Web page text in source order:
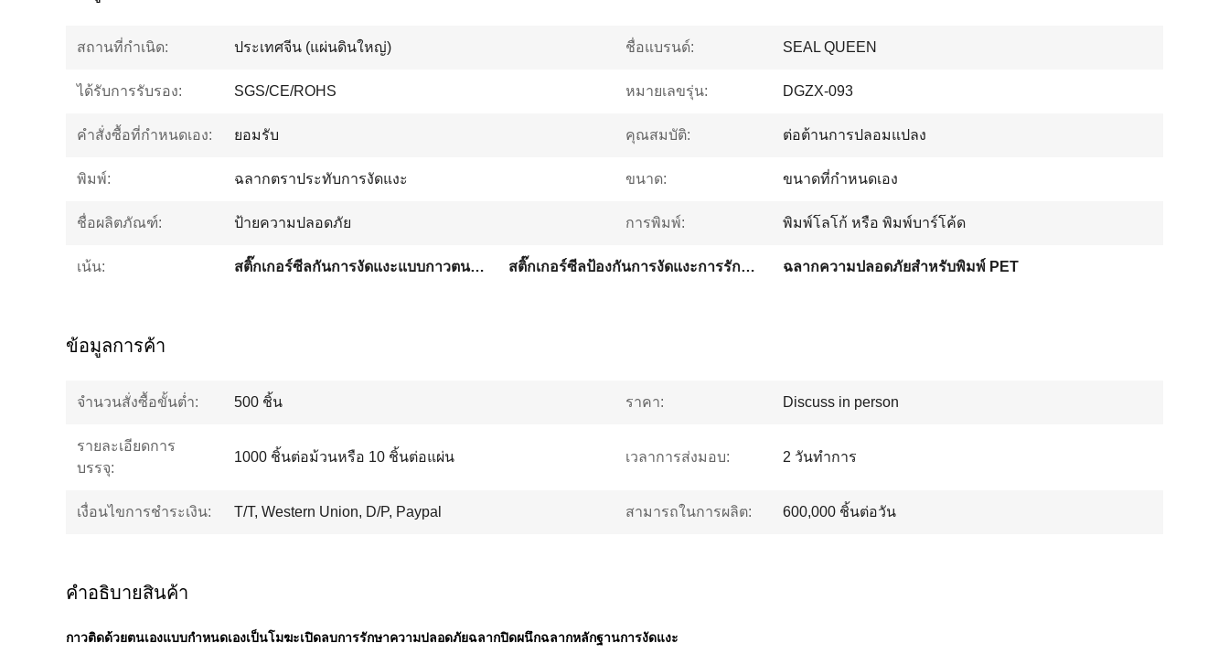
สถานที่กำเนิด: ประเทศจีน (แผ่นดินใหญ่) ชื่อแบรนด์: SEAL QUEEN
ได้รับการรับรอง: SGS/CE/ROHS หมายเลขรุ่น: DGZX-093
คำสั่งซื้อที่กำหนดเอง: ยอมรับ คุณสมบัติ: ต่อต้านการปลอมแปลง
พิมพ์: ฉลากตราประทับการงัดแงะ ขนาด: ขนาดที่กำหนดเอง
ชื่อผลิตภัณฑ์: ป้ายความปลอดภัย การพิมพ์: พิมพ์โลโก้ หรือ พิมพ์บาร์โค้ด
เน้น: สติ๊กเกอร์ซีลกันการงัดแงะแบบกาวตนเอง สติ๊กเกอร์ซีลป้องกันการงัดแงะการรักษาความปลอดภัย ฉลากความปลอดภัยสำหรับพิมพ์ PET
ข้อมูลการค้า
จำนวนสั่งซื้อขั้นต่ำ: 500 ชิ้น ราคา: Discuss in person
รายละเอียดการ
บรรจุ:
1000 ชิ้นต่อม้วนหรือ 10 ชิ้นต่อแผ่น เวลาการส่งมอบ: 2 วันทำการ
เงื่อนไขการชำระเงิน: T/T, Western Union, D/P, Paypal สามารถในการผลิต: 600,000 ชิ้นต่อวัน
คําอธิบายสินค้า
กาวติดด้วยตนเองแบบกำหนดเองเป็นโมฆะเปิดลบการรักษาความปลอดภัยฉลากปิดผนึกฉลากหลักฐานการงัดแงะ